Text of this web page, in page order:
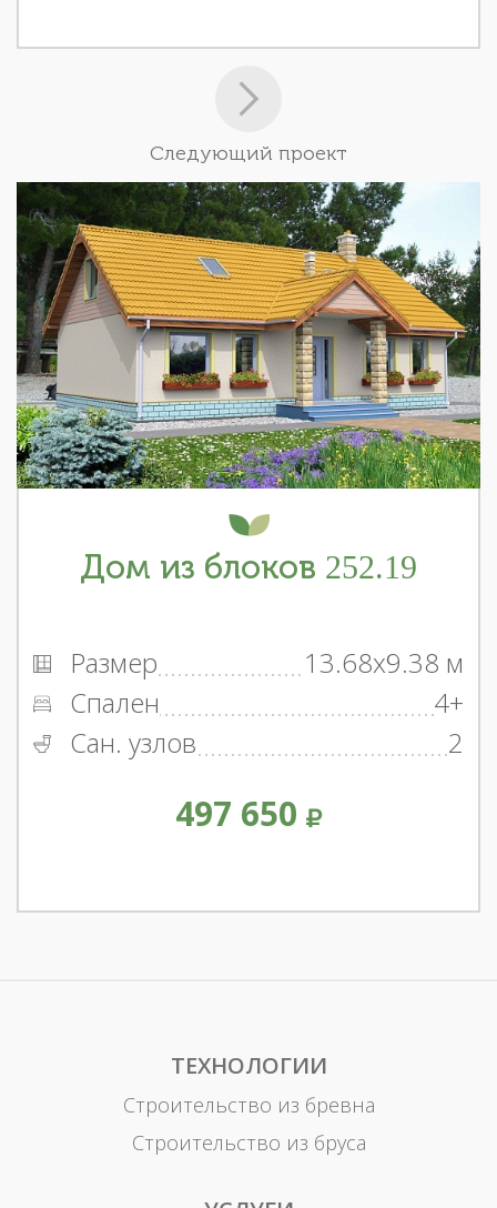
Следующий проект
Дом из блоков 252.19
Размер
13.68x9.38 м
Спален
4+
Сан. узлов
2
497 650
ТЕХНОЛОГИИ
Строительство из бревна
Строительство из бруса